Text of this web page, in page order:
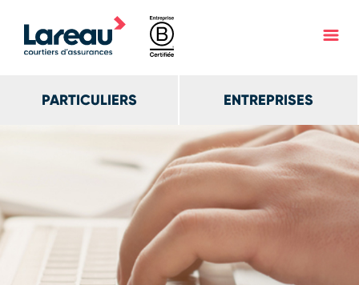
PARTICULIERS ENTREPRISES